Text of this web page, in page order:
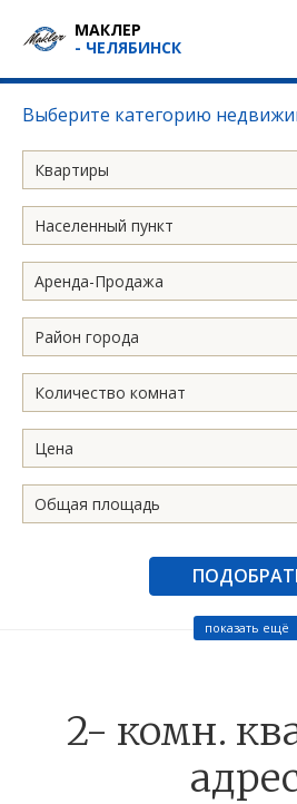
МАКЛЕР
- ЧЕЛЯБИНСК
Выберите категорию
Квартиры
Населенный пункт
Аренда-Продажа
Район города
Количество комнат
Цена
Общая площадь
показать ещё
2- комн.